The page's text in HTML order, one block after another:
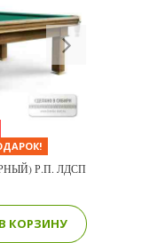
Next
Р.П. ЛДСП
В КОРЗИНУ